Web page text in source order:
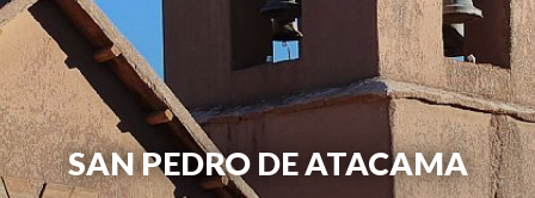
SAN PEDRO DE ATACAMA